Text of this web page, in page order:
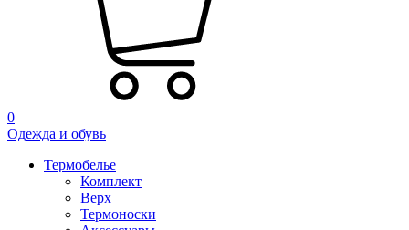
0
Одежда и обувь
Термобелье
Комплект
Верх
Термоноски